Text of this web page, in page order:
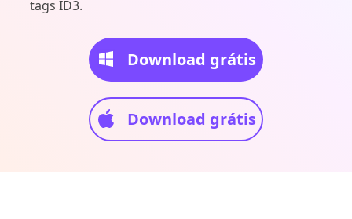
tags ID3.
Download grátis
Download grátis